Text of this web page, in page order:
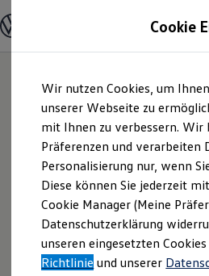
Hauptinhalt
springen
Footer
springen
Modelle und Konfigurator
Modelle vergleichen
Elektroautos
ENERGY Sondermodelle
Nutzfahrzeuge
SUV und CUV
Familienautos
Kombis
Kompaktwagen
Sportwagen
Schnell verfügbare Fahrzeuge
Angebote und Produkte
Aktuelle Angebote
E-Auto-Förderung
Volkswagen Marktplatz
Cookie
Wir nutzen Cookies, um
unserer Webseite zu
mit Ihnen zu verbessern.
Präferenzen und verarbeiten
Personalisierung nur, wenn
Diese können Sie jederzeit
Cookie Manager (Meine
Datenschutzerklärung
unseren eingesetzten
Richtlinie und unserer